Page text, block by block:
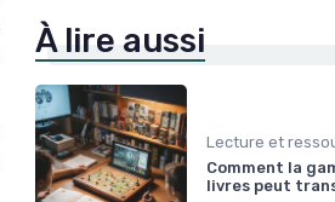
À lire aussi
Comment la
livres peut